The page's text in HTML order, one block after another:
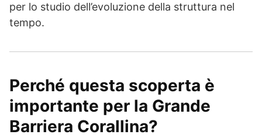
per lo studio dell’evoluzione della struttura nel
tempo.
Perché questa scoperta è
importante per la Grande
Barriera Corallina?